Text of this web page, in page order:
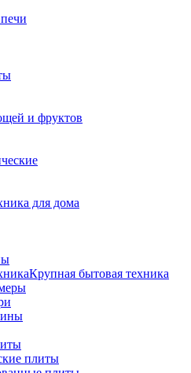
и фруктов
для дома
Крупная бытовая техника
плиты